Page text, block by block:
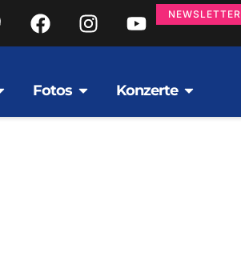
NEWSLETTER
Fotos Konzerte